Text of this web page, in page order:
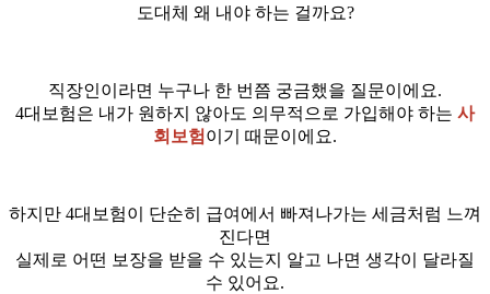
도대체 왜 내야 하는 걸까요?
직장인이라면 누구나 한 번쯤 궁금했을 질문이에요.
4대보험은 내가 원하지 않아도 의무적으로 가입해야 하는 사
회보험 이기 때문이에요.
하지만 4대보험이 단순히 급여에서 빠져나가는 세금처럼 느껴
진다면
실제로 어떤 보장을 받을 수 있는지 알고 나면 생각이 달라질
수 있어요.